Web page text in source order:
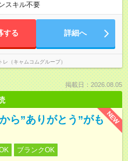
スキル不要
する 詳細へ
レ（キャムコムグループ）
掲載日：2026.08.05
NEW
ら”ありがとう”がも
ブランクOK